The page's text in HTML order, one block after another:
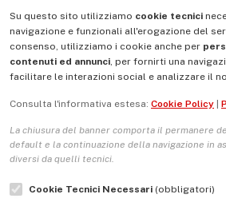
MENU
La Nostra Storia
Le Copertine
L’Associazione
Indirizzo Socio Politico Culturale
Su questo sito utilizziamo cookie tecnici
navigazione e funzionali all'erogazione del
consenso, utilizziamo i cookie anche per
contenuti ed annunci, per fornirti una
facilitare le interazioni social e analizzare il
Consulta l'informativa estesa: Cookie Policy
La chiusura del banner comporta il permanere
default e la continuazione della navigazione in
diversi da quelli tecnici.
Cookie Tecnici Necessari (obbligatori)